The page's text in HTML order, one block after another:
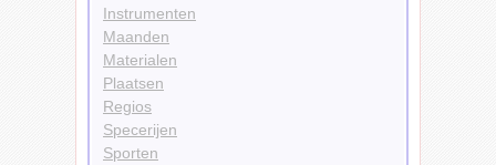
Instrumenten
Maanden
Materialen
Plaatsen
Regios
Specerijen
Sporten